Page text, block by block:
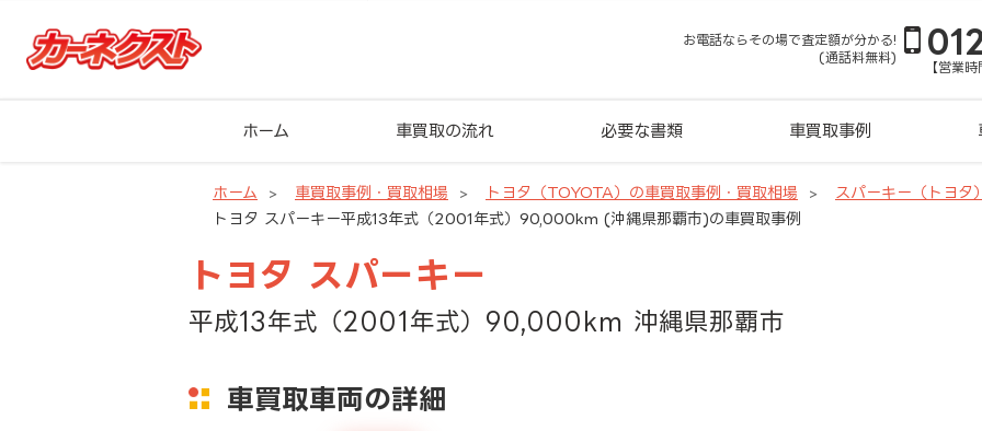
お電話ならその場で査定額が分かる!
(通話料無料)
【営業
ホーム 車買取の流れ 必要な書類 車買取事例
ホーム 車買取事例・買取相場 トヨタ（TOYOTA）の車買取事例・買取相場
スパーキー（トヨタ
トヨタ スパーキー平成13年式（2001年式）90,000km (沖縄県那覇市)の車買取事例
トヨタ スパーキー
平成13年式（2001年式）90,000km 沖縄県那覇市
車買取車両の詳細